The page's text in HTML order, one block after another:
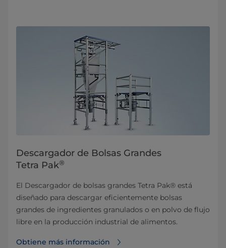
Descargador de Bolsas Grandes
Tetra Pak®
El Descargador de bolsas grandes Tetra Pak® está
diseñado para descargar eficientemente bolsas
grandes de ingredientes granulados o en polvo de flujo
libre en la producción industrial de alimentos.
Obtiene más información